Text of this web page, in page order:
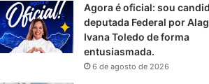
Agora é oficial: sou
deputada Federal por
Ivana Toledo de forma
entusiasmada.
6 de agosto de 2026